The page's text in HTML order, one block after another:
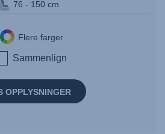
76 - 150 cm
Flere farger
Sammenlign
OPPLYSNINGER